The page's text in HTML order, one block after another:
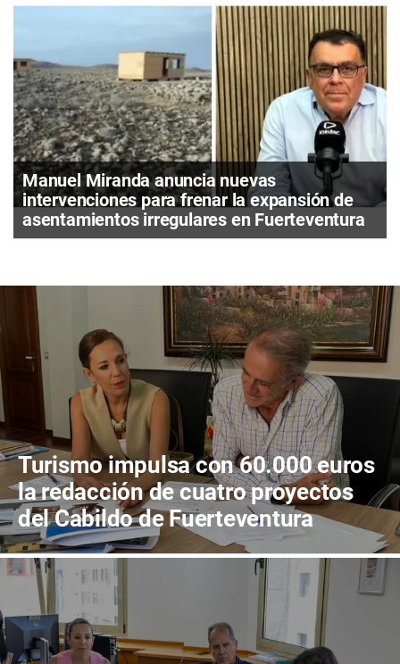
Manuel Miranda anuncia nuevas
intervenciones para frenar la expansión de
asentamientos irregulares en Fuerteventura
Turismo impulsa con 60.000 euros
la redacción de cuatro proyectos
del Cabildo de Fuerteventura